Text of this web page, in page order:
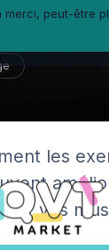
les
vos
merci, peut-être